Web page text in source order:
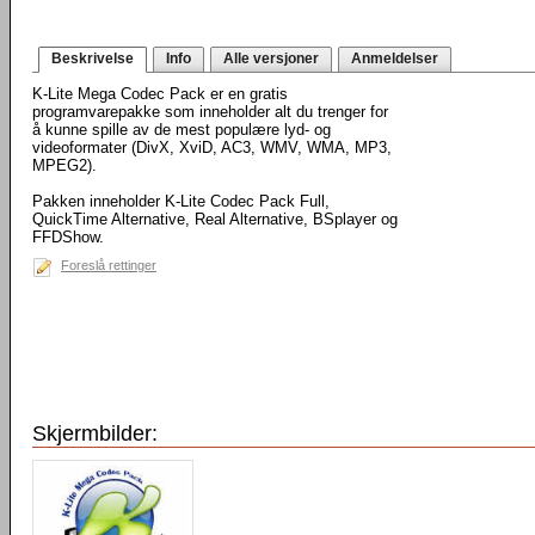
Beskrivelse Info Alle versjoner Anmeldelser
K-Lite Mega Codec Pack er en gratis
programvarepakke som inneholder alt du trenger for
å kunne spille av de mest populære lyd- og
videoformater (DivX, XviD, AC3, WMV, WMA, MP3,
MPEG2).
Pakken inneholder K-Lite Codec Pack Full,
QuickTime Alternative, Real Alternative, BSplayer og
FFDShow.
Foreslå rettinger
Skjermbilder: